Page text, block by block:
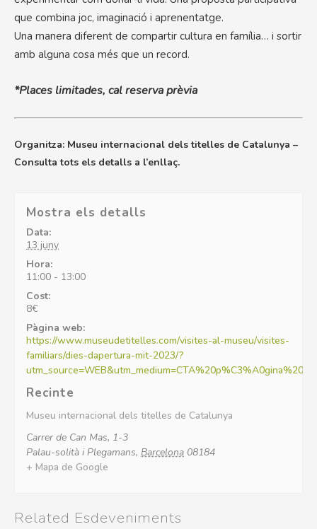
que combina joc, imaginació i aprenentatge.
Una manera diferent de compartir cultura en família… i sortir
amb alguna cosa més que un record.
*Places limitades, cal reserva prèvia
Organitza: Museu internacional dels titelles de Catalunya –
Consulta tots els detalls a l’enllaç.
Mostra els detalls
Data:
13 juny
Hora:
11:00 - 13:00
Cost:
8€
Pàgina web:
https://www.museudetitelles.com/visites-al-museu/visites-
familiars/dies-dapertura-mit-2023/?
Recinte
Museu internacional dels titelles de Catalunya
Carrer de Can Mas, 1-3
Palau-solità i Plegamans, Barcelona 08184
+ Mapa de Google
Related Esdeveniments